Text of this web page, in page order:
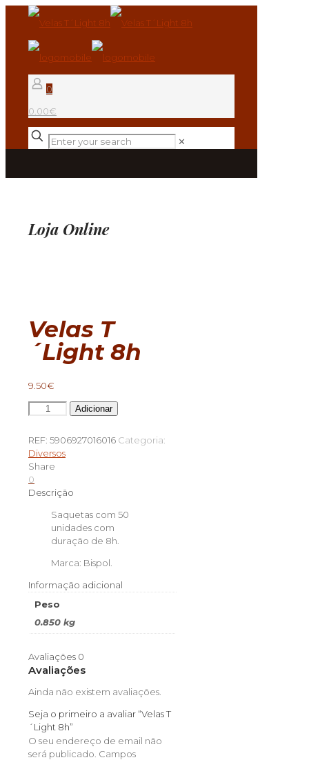
0
0.00€
✕
Loja Online
Velas T
´Light 8h
9.50€
Quantidade
de
T
´Light
8h
Adicionar
REF: 5906927016016 Categoria:
Diversos
Share
0
Descrição
Saquetas com 50
unidades com
duração de 8h.
Marca: Bispol.
Informação adicional
Peso
0.850 kg
Avaliações 0
Avaliações
Ainda não existem avaliações.
Seja o primeiro a avaliar “Velas T
´Light 8h”
O seu endereço de email não
será publicado. Campos